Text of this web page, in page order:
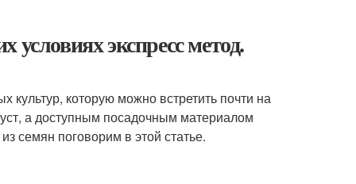
экспресс метод.
которую можно встретить почти на
а доступным посадочным материалом
семян поговорим в этой статье.